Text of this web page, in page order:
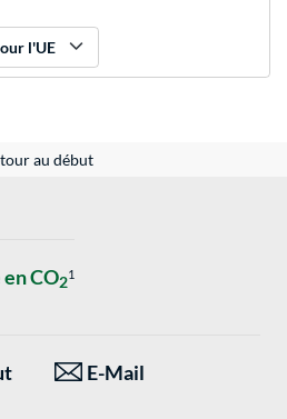
l'UE
au début
CO21
E-Mail